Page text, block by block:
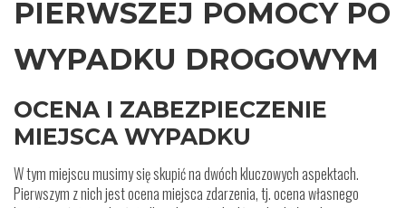
PIERWSZEJ POMOCY PO
WYPADKU DROGOWYM
OCENA I ZABEZPIECZENIE
MIEJSCA WYPADKU
W tym miejscu musimy się skupić na dwóch kluczowych aspektach.
Pierwszym z nich jest ocena miejsca zdarzenia, tj. ocena własnego